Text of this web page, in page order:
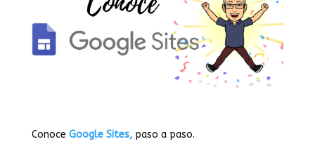
Conoce Google Sites, paso a paso.